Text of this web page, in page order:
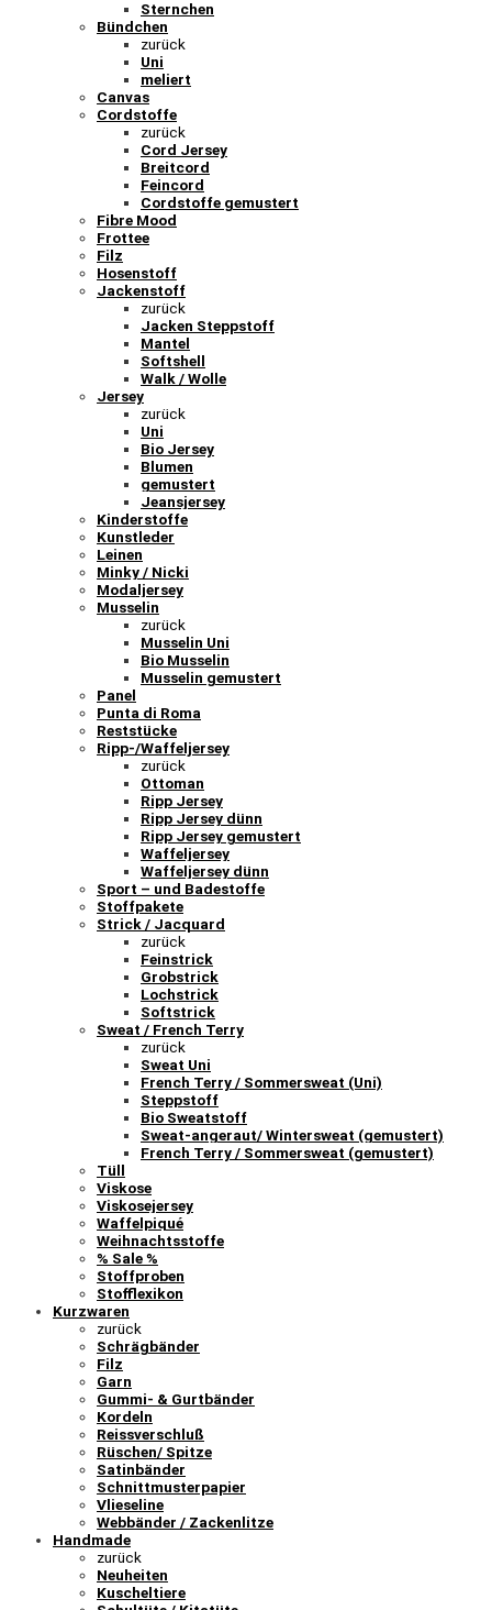
Sternchen
Bündchen
zurück
Uni
meliert
Canvas
Cordstoffe
zurück
Cord Jersey
Breitcord
Feincord
Cordstoffe gemustert
Fibre Mood
Frottee
Filz
Hosenstoff
Jackenstoff
zurück
Jacken Steppstoff
Mantel
Softshell
Walk / Wolle
Jersey
zurück
Uni
Bio Jersey
Blumen
gemustert
Jeansjersey
Kinderstoffe
Kunstleder
Leinen
Minky / Nicki
Modaljersey
Musselin
zurück
Musselin Uni
Bio Musselin
Musselin gemustert
Panel
Punta di Roma
Reststücke
Ripp-/Waffeljersey
zurück
Ottoman
Ripp Jersey
Ripp Jersey dünn
Ripp Jersey gemustert
Waffeljersey
Waffeljersey dünn
Sport – und Badestoffe
Stoffpakete
Strick / Jacquard
zurück
Feinstrick
Grobstrick
Lochstrick
Softstrick
Sweat / French Terry
zurück
Sweat Uni
French Terry / Sommersweat (Uni)
Steppstoff
Bio Sweatstoff
Sweat-angeraut/ Wintersweat (gemustert)
French Terry / Sommersweat (gemustert)
Tüll
Viskose
Viskosejersey
Waffelpiqué
Weihnachtsstoffe
% Sale %
Stoffproben
Stofflexikon
Kurzwaren
zurück
Schrägbänder
Filz
Garn
Gummi- & Gurtbänder
Kordeln
Reissverschluß
Rüschen/ Spitze
Satinbänder
Schnittmusterpapier
Vlieseline
Webbänder / Zackenlitze
Handmade
zurück
Neuheiten
Kuscheltiere